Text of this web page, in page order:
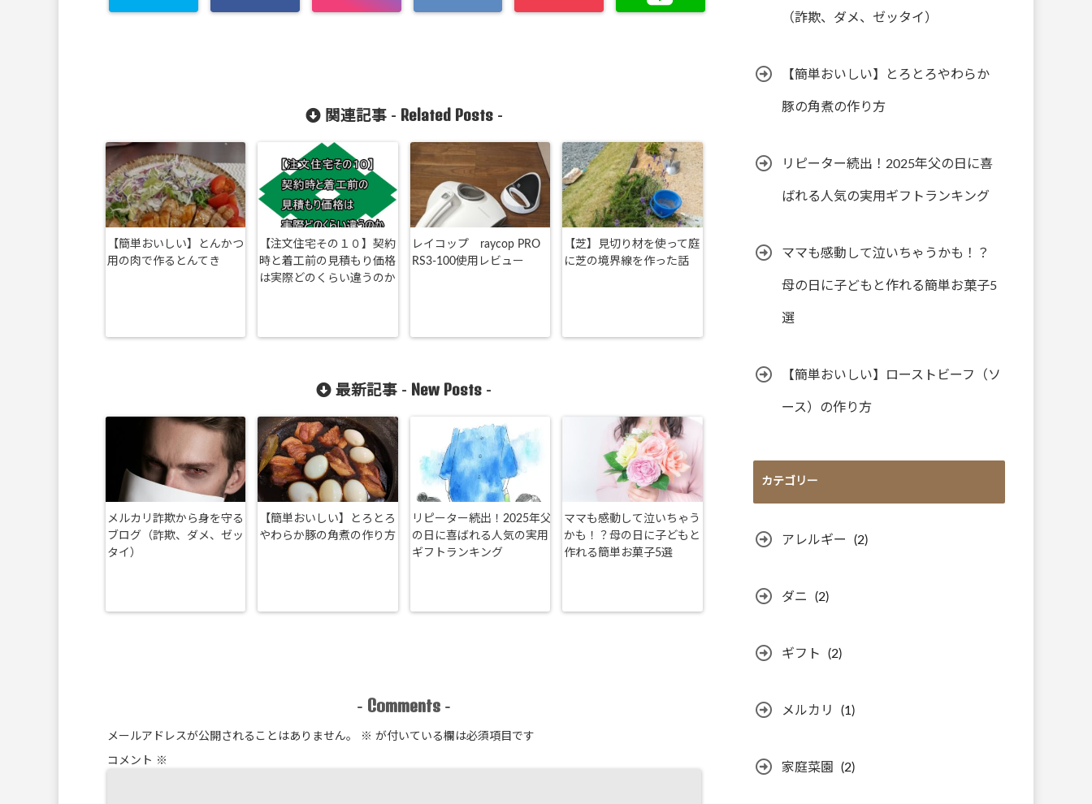
関連記事 - Related Posts-
【簡単おいしい】とんかつ
用の肉で作るとんてき
【注文住宅その１０】契約
時と着工前の見積もり価格
は実際どのくらい違うのか
レイコップ raycop PRO
RS3-100使用レビュー
【芝】見切り材を使って庭
に芝の境界線を作った話
最新記事 - New Posts -
メルカリ詐欺から身を守る
ブログ（詐欺、ダメ、ゼッ
タイ）
【簡単おいしい】とろとろ
やわらか豚の角煮の作り方
リピーター続出！2025年父
の日に喜ばれる人気の実用
ギフトランキング
ママも感動して泣いちゃう
かも！？母の日に子どもと
作れる簡単お菓子5選
- Comments -
メールアドレスが公開されることはありません。 ※ が付いている欄は必須項目です
コメント ※
（詐欺、ダメ、ゼッタイ）
【簡単おいしい】とろとろやわらか
豚の角煮の作り方
リピーター続出！2025年父の日に喜
ばれる人気の実用ギフトランキング
ママも感動して泣いちゃうかも！？
母の日に子どもと作れる簡単お菓子5
選
【簡単おいしい】ローストビーフ（ソ
ース）の作り方
カテゴリー
アレルギー (2)
ダニ (2)
ギフト (2)
メルカリ (1)
家庭菜園 (2)